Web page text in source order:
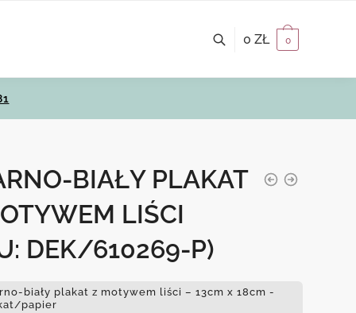
0 ZŁ 0
BIAŁY PLAKAT
LIŚCI
DEK/610269-P)
biały plakat z motywem liści – 13cm x 18cm -
papier